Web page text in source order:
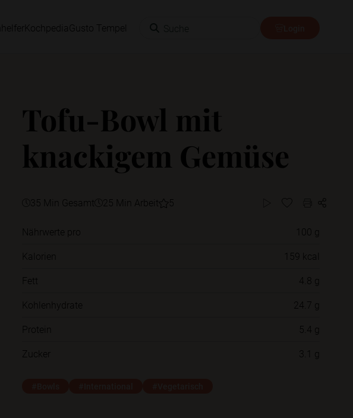
Kochpedia Gusto Tempel
Tofu-Bowl mit
knackigem Gemüse
35 Min Gesamt 25 Min Arbeit 5
Nährwerte pro
100 g
Kalorien
159 kcal
Fett
4.8 g
Kohlenhydrate
24.7 g
Protein
5.4 g
Zucker
3.1 g